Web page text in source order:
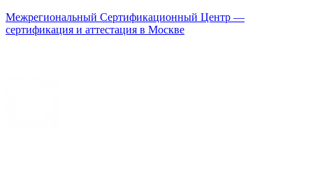
Межрегиональный Сертификационный Центр —
сертификация и аттестация в Москве